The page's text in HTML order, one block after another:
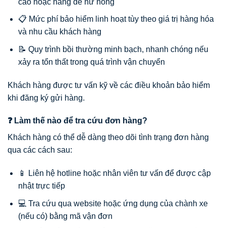
📋 Mức phí bảo hiểm linh hoạt tùy theo giá trị hàng hóa
và nhu cầu khách hàng
📝 Quy trình bồi thường minh bạch, nhanh chóng nếu
xảy ra tổn thất trong quá trình vận chuyển
Khách hàng được tư vấn kỹ về các điều khoản bảo hiểm
khi đăng ký gửi hàng.
❓ Làm thế nào để tra cứu đơn hàng?
Khách hàng có thể dễ dàng theo dõi tình trạng đơn hàng
qua các cách sau:
📱 Liên hệ hotline hoặc nhân viên tư vấn để được cập
nhật trực tiếp
💻 Tra cứu qua website hoặc ứng dụng của chành xe
(nếu có) bằng mã vận đơn